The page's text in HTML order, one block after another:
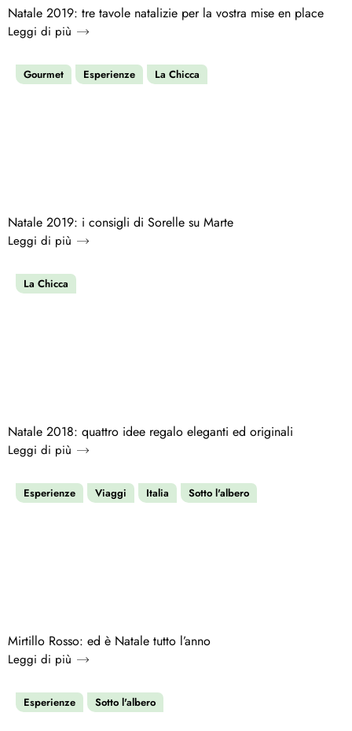
Natale 2019: tre tavole natalizie per la vostra mise en place
Leggi di più
Gourmet Esperienze La Chicca
Natale 2019: i consigli di Sorelle su Marte
Leggi di più
La Chicca
Natale 2018: quattro idee regalo eleganti ed originali
Leggi di più
Esperienze Viaggi Italia Sotto l'albero
Mirtillo Rosso: ed è Natale tutto l’anno
Leggi di più
Esperienze Sotto l'albero